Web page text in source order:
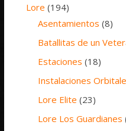
Lore (194)
Asentamientos (8)
Batallitas de un
Estaciones (18)
Instalaciones
Lore Elite (23)
Lore Los Guardianes